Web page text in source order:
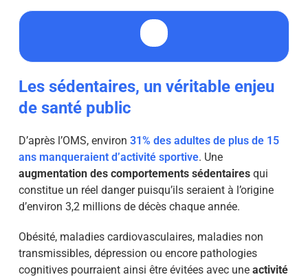
Les sédentaires, un véritable enjeu
de santé public
D’après l’OMS, environ 31% des adultes de plus de 15
ans manqueraient d’activité sportive. Une
augmentation des comportements sédentairesqui
constitue un réel danger puisqu’ils seraient à l’origine
d’environ 3,2 millions de décès chaque année.
Obésité, maladies cardiovasculaires, maladies non
transmissibles, dépression ou encore pathologies
cognitives pourraient ainsi être évitées avec une activité